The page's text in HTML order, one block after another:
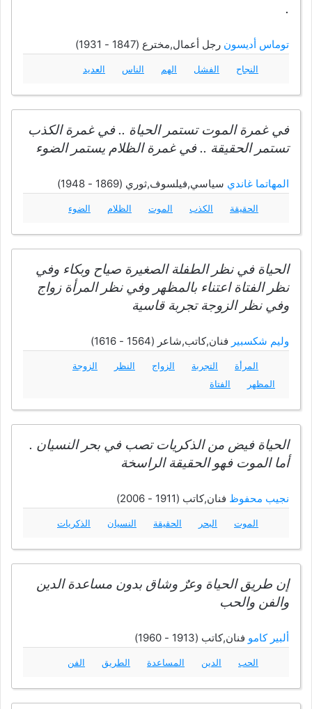
.
توماس أديسون رجل أعمال,مخترع (1847 - 1931)
النجاح الفشل الهم الناس العديد
في غمرة الموت تستمر الحياة .. في غمرة الكذب
تستمر الحقيقة .. في غمرة الظلام يستمر الضوء
المهاتما غاندي سياسي,فيلسوف,ثوري (1869 - 1948)
الحقيقة الكذب الموت الظلام الضوء
الحياة في نظر الطفلة الصغيرة صياح وبكاء وفي
نظر الفتاة اعتناء بالمظهر وفي نظر المرأة زواج
وفي نظر الزوجة تجربة قاسية
وليم شكسبير فنان,كاتب,شاعر (1564 - 1616)
المرأة التجربة الزواج النظر
الزوجة
المظهر
الفتاة
الحياة فيض من الذكريات تصب في بحر النسيان .
أما الموت فهو الحقيقة الراسخة
نجيب محفوظ فنان,كاتب (1911 - 2006)
الموت البحر الحقيقة النسيان الذكريات
إن طريق الحياة وعرٌ وشاق بدون مساعدة الدين
والفن والحب
ألبير كامو فنان,كاتب (1913 - 1960)
الحب الدين المساعدة الطريق الفن